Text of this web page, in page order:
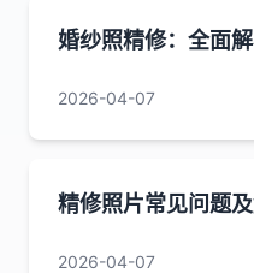
婚纱照精修：全面
2026-04-07
精修照片常见问题
2026-04-07